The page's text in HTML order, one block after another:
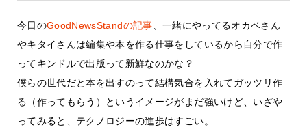
今日のGoodNewsStandの記事 、一緒にやってるオカベさん
やキタイさんは編集や本を作る仕事をしているから自分で作
ってキンドルで出版って新鮮なのかな？
僕らの世代だと本を出すのって結構気合を入れてガッツリ作
る（作ってもらう）というイメージがまだ強いけど、いざや
ってみると、テクノロジーの進歩はすごい。